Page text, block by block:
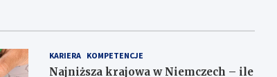
KARIERA KOMPETENCJE
Najniższa krajowa w Niemczech – ile